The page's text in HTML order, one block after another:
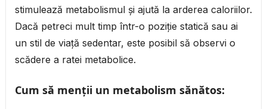
stimulează metabolismul și ajută la arderea caloriilor.
Dacă petreci mult timp într-o poziție statică sau ai
un stil de viață sedentar, este posibil să observi o
scădere a ratei metabolice.
Cum să menții un metabolism sănătos: